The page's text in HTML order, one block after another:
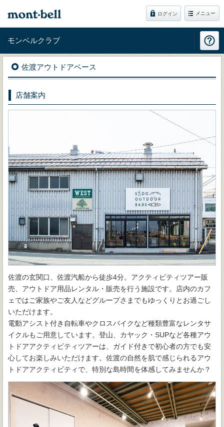
ログイン メニュー
モンベルクラブ
佐渡アウトドアベース
店舗案内
佐渡の玄関口、佐渡汽船から徒歩4分。アクティビティツアー販
売、アウトドア用品レンタル・販売を行う施設です。店内のカフ
ェではご家族やご友人などグループさまでもゆっくりとお過ごし
いただけます。
電動アシスト付き自転車やクロスバイクなど種類豊富なレンタサ
イクルもご用意しています。登山、カヤック・SUPなど各種アウ
トドアアクティビティツアーは、ガイド付きで初心者の方でも安
心してお楽しみいただけます。佐渡の自然を肌で感じられるアウ
トドアアクティビティで、特別な島時間を体感してみませんか？